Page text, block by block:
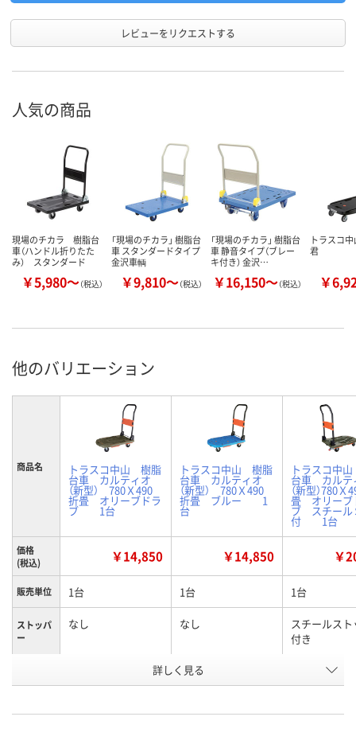
レビューをリクエストする
人気の商品
現場のチカラ 樹脂台
車（ハンドル折りたた
み） スタンダード
￥5,980～（税込）
「現場のチカラ」 樹脂台
車 スタンダードタイプ
金沢車輌
￥9,810～（税込）
「現場のチカラ」 樹脂台
車 静音タイプ（ブレー
キ付き） 金沢…
￥16,150～（税込）
トラスコ
君
￥
他のバリエーション
商品名 トラスコ中山 樹脂
台車 カルティオ
（新型） 780Ｘ490
折畳 オリーブドラ
ブ 1台
トラスコ中山 樹脂
台車 カルティオ
（新型） 780Ｘ490
折畳 ブルー 1
台
トラスコ中
台車 カルテ
（新型）780
畳 オリーブ
ブ スチール
付 1台
価格
(税込)
￥14,850 ￥14,850 ￥
販売単位 1台 1台 1台
ストッパ
ー
なし なし
スチールス
付き
ブルー オリーブド
号
詳しく見る